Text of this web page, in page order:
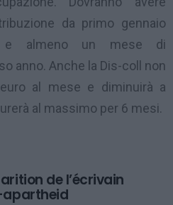
da primo gennaio
e almeno un mese di
anno. Anche la Dis-coll non
al mese e diminuirà a
al massimo per 6 mesi.
de l’écrivain